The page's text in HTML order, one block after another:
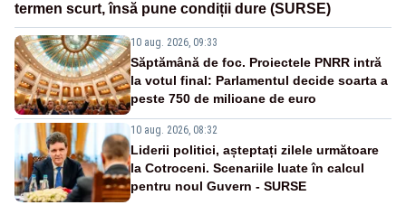
termen scurt, însă pune condiții dure (SURSE)
10 aug. 2026, 09:33
Săptămână de foc. Proiectele PNRR intră
la votul final: Parlamentul decide soarta a
peste 750 de milioane de euro
10 aug. 2026, 08:32
Liderii politici, așteptați zilele următoare
la Cotroceni. Scenariile luate în calcul
pentru noul Guvern - SURSE